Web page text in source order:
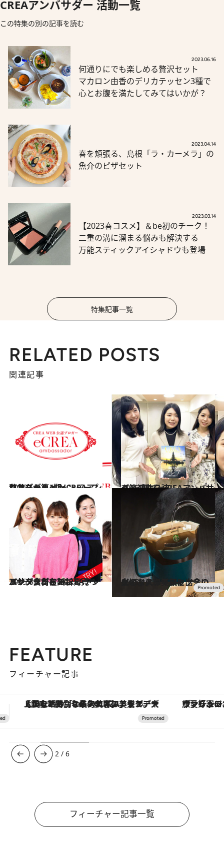
CREAアンバサダー 活動一覧
この特集の別の記事を読む
2023.06.16
何通りにでも楽しめる贅沢セット
マカロン由香のデリカテッセン3種で
心とお腹を満たしてみてはいかが？
2023.04.14
春を頬張る、島根「ラ・カーメラ」の
魚介のピザセット
2023.03.14
【2023春コスメ】＆be初のチーク！
二重の溝に溜まる悩みも解決する
万能スティックアイシャドウも登場
特集記事一覧
RELATED POSTS
関連記事
2016.5.9
私たちが第4期eCREAアンバサダー！ ＜メンバープロフィール＞
ライフスタイル 2016.4.27
＜第4期＞eCREAアンバサダー活動日誌
ライフスタイル
2015.8.9
アレンジ自在の新発売ヘルシー食材を eCREAアンバサダーがお試し！
ライフスタイル 2016.10.25
大切な人の笑顔に出会いたい！スターバックスのウインターギフト
グルメ
FEATURE
フィーチャー記事
ヴァシュロン・コンスタンタン「オーヴァーシーズ・オートマティック」。旅愛好家のお気に入りコレクションから、ジェンダーレスな新作が登場
3 /6
フィーチャー記事一覧